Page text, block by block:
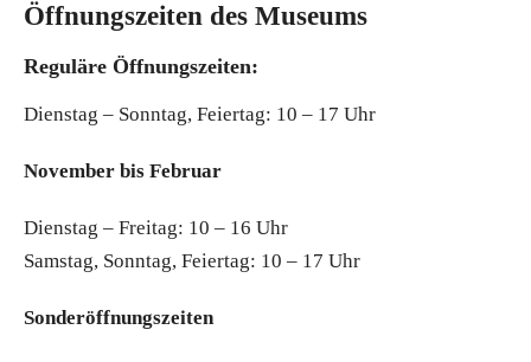
Öffnungszeiten des Museums
Reguläre Öffnungszeiten:
Dienstag – Sonntag, Feiertag: 10 – 17 Uhr
November bis Februar
Dienstag – Freitag: 10 – 16 Uhr
Samstag, Sonntag, Feiertag: 10 – 17 Uhr
Sonderöffnungszeiten